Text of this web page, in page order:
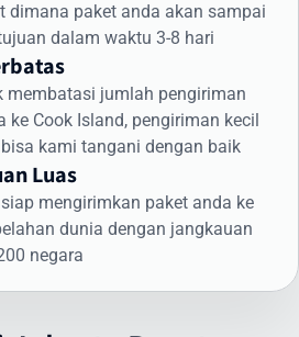
Sering Dikirim ke Cook Island:
bisnis
akademik
visa
keuangan
produk
Dokumen Intrasia.id:
air
dimana paket anda akan sampai
dalam waktu 3-8 hari
membatasi jumlah pengiriman
ke Cook Island, pengiriman kecil
kami tangani dengan baik
Luas
mengirimkan paket anda ke
dunia dengan jangkauan
negara